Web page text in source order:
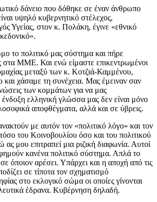
δάνειο που δόθηκε σε έναν άνθρωπο
υψηλό κυβερνητικό στέλεχος,
Υγείας, στον κ. Πολάκη, έγινε «εθνικό
το πολιτικό μας σύστημα και πήρε
στα ΜΜΕ. Και ενώ είμαστε επικεντρωμένοι
μεταξύ των κ. Κοτζιά-Καμμένου,
και χάσαμε τη συνέχεια. Μας έμειναν σαν
των κομμάτων για να μας
ελληνική γλώσσα μας δεν είναι μόνο
αποφθέγματα, αλλά και σε ύβρεις.
με αυτόν τον «πολιτικό λόγο» και τον
του Κοινοβουλίου όσο και του πολιτικού
μου επιτραπεί μια ριζική διαφωνία. Αυτοί
κανένα πολιτικό σύστημα. Απλά το
όποιον αρέσει. Υπάρχει και η αποχή από τις
σε τίποτα τον σχηματισμό
στο εκλογικό σώμα οι οποίες γίνονται
έδρανα. Κυβέρνηση δηλαδή.